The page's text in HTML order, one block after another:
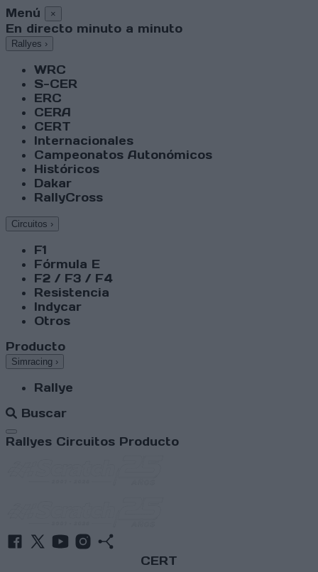
Menú ×
En directo minuto a minuto
Rallyes ›
WRC
S-CER
ERC
CERA
CERT
Internacionales
Campeonatos Autonómicos
Históricos
Dakar
RallyCross
Circuitos ›
F1
Fórmula E
F2 / F3 / F4
Resistencia
Indycar
Otros
Producto
Simracing ›
Rallye
Buscar
Abrir menú
Rallyes Circuitos Producto
CERT